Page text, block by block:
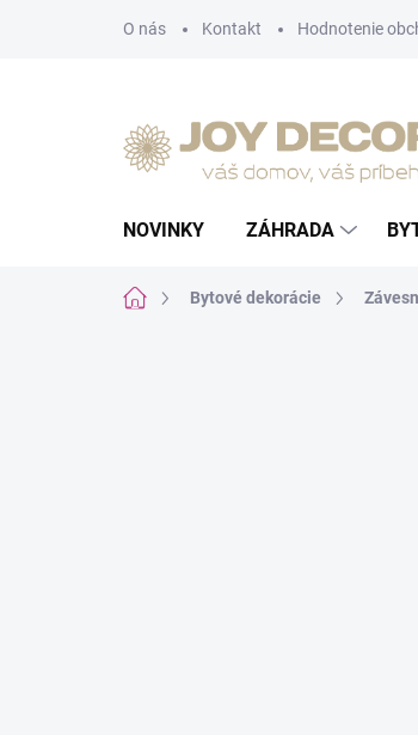
O nás Kontakt Hodnotenie
NOVINKY ZÁHRADA
DomovBytové dekorácie